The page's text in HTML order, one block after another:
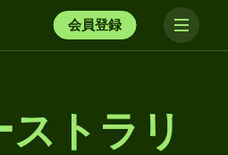
会員登録
ストラリ